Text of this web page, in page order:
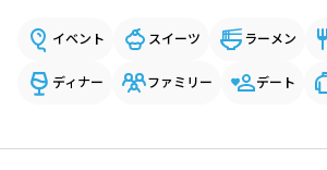
イベント スイーツ ラーメン
ディナー ファミリー デート